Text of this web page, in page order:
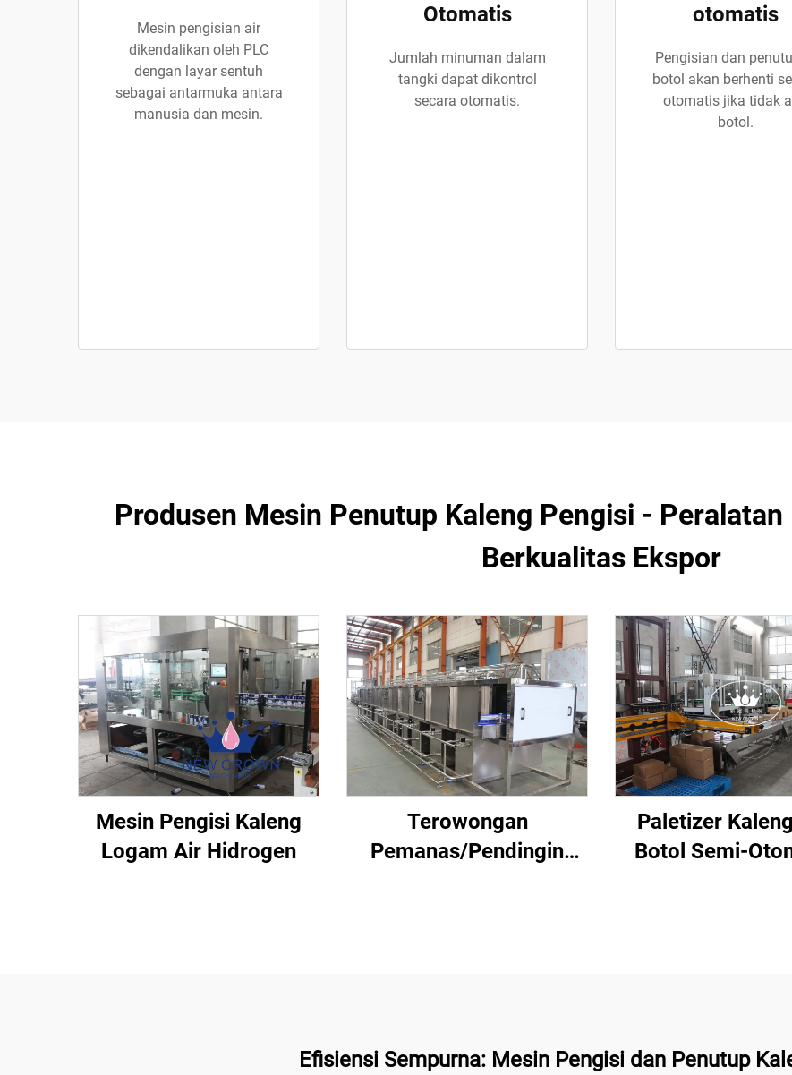
Mesin pengisian air
dikendalikan oleh PLC
dengan layar sentuh
sebagai antarmuka antara
manusia dan mesin.
Otomatis
Jumlah minuman dalam
tangki dapat dikontrol
secara otomatis.
otomatis
Pengisian dan
botol akan berhenti
otomatis jika tidak
botol.
Produsen Mesin Penutup Kaleng Pengisi -
Berkualitas Ekspor
Mesin Pengisi Kaleng
Logam Air Hidrogen
Terowongan
Pemanas/Pendingin
Paletizer
Botol Semi-
Efisiensi Sempurna: Mesin Pengisi dan Penutup